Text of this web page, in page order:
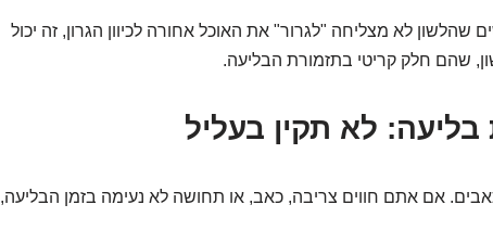
לא מצליחה "לגרור" את האוכל אחורה לכיוון הגרון, זה יכול
שהם חלק קריטי בתזמורת הבליעה.
לא תקין בעליל
אם אתם חווים צריבה, כאב, או תחושה לא נעימה בזמן הבליעה,